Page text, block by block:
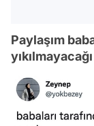
Paylaşım